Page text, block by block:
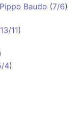
Pippo Baudo (7/6)
13/11)
4)